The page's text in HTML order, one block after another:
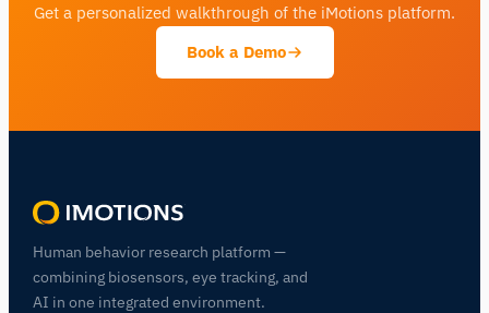
Get a personalized walkthrough of the iMotions platform.
Book a Demo
Human behavior research platform —
combining biosensors, eye tracking, and
AI in one integrated environment.